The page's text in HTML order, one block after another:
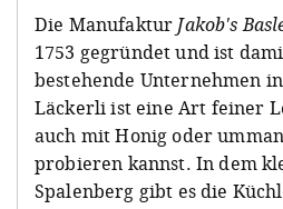
Die Manufaktur Jakob's
1753 gegründet und ist
bestehende Unternehmen
Läckerli ist eine Art feiner
auch mit Honig oder
probieren kannst. In dem
Spalenberg gibt es die